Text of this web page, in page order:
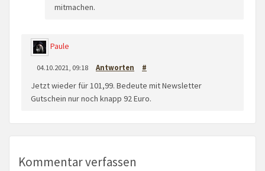
mitmachen.
Paule
04.10.2021, 09:18 Antworten #
Jetzt wieder für 101,99. Bedeute mit Newsletter
Gutschein nur noch knapp 92 Euro.
Kommentar verfassen